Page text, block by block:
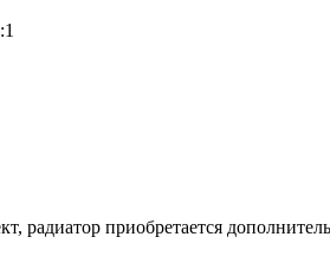
радиатор приобретается